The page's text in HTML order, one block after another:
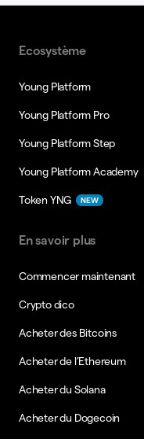
Ecosystème
Young Platform
Young Platform Pro
Young Platform Step
Young Platform Academy
Token YNG NEW
En savoir plus
Commencer maintenant
Crypto dico
Acheter des Bitcoins
Acheter de l’Ethereum
Acheter du Solana
Acheter du Dogecoin